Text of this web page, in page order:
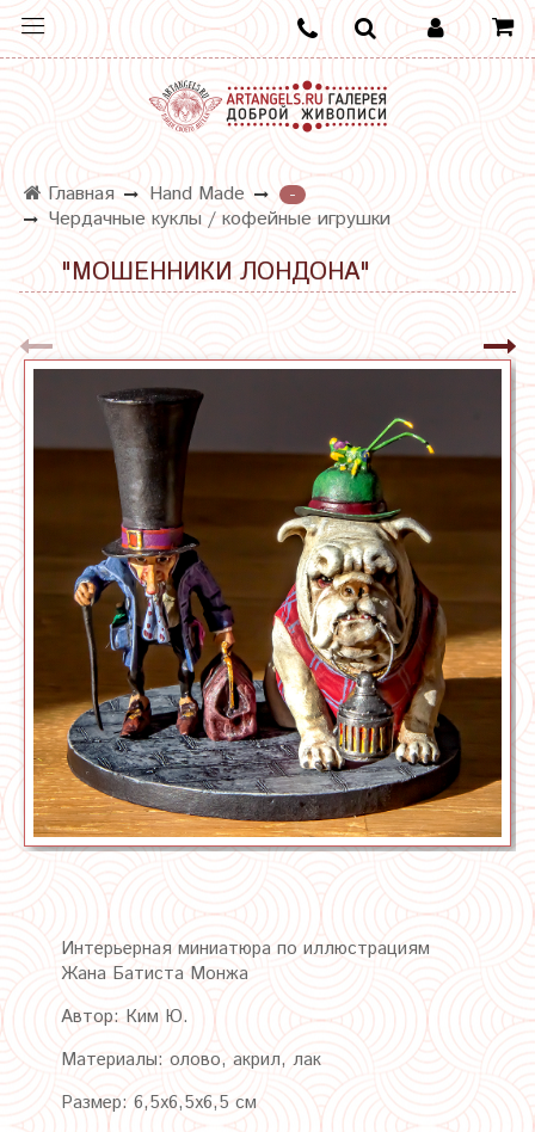
Главная Hand Made
-
Чердачные куклы / кофейные игрушки
"МОШЕННИКИ ЛОНДОНА"
Интерьерная миниатюра по иллюстрациям
Жана Батиста Монжа
Автор: Ким Ю.
Материалы: олово, акрил, лак
Размер: 6,5х6,5х6,5 см